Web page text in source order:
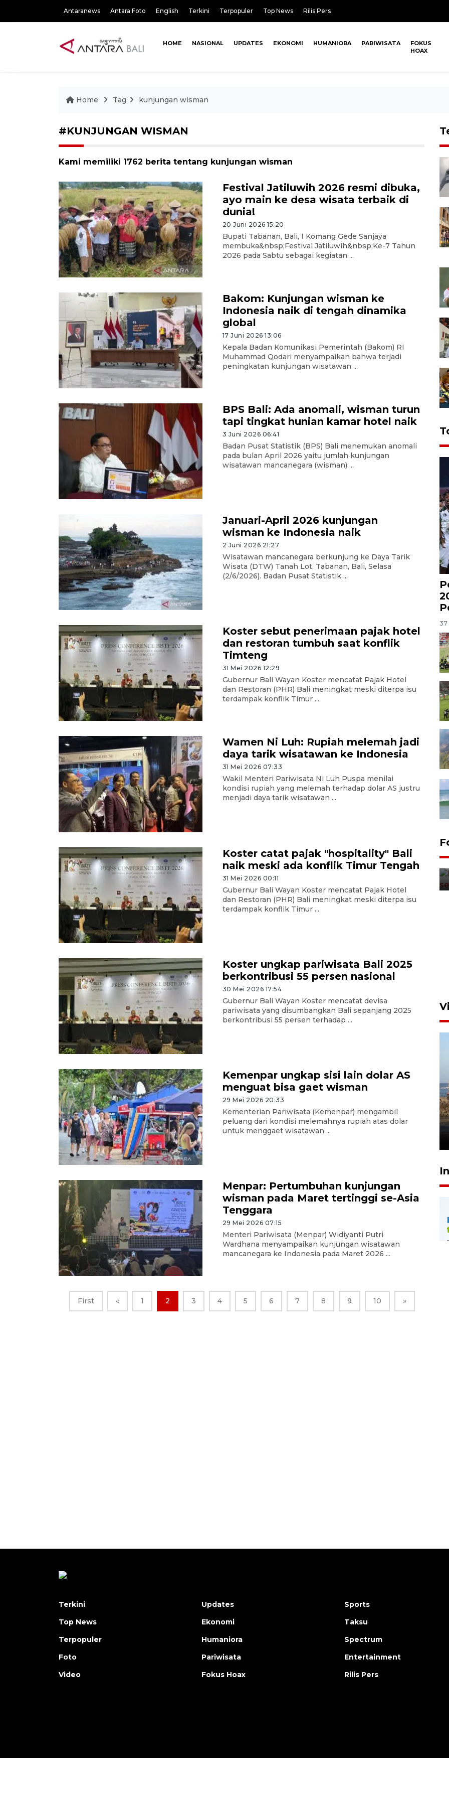
Antaranews Antara Foto English Terkini Terpopuler Top News Rilis Pers
HOME NASIONAL UPDATES EKONOMI HUMANIORA PARIWISATA
FOKUS
HOAX
Home Tag kunjungan wisman
#KUNJUNGAN WISMAN
Kami memiliki 1762 berita tentang kunjungan wisman
Festival Jatiluwih 2026 resmi dibuka,
ayo main ke desa wisata terbaik di
dunia!
20 Juni 2026 15:20
Bupati Tabanan, Bali, I Komang Gede Sanjaya
membuka&nbsp;Festival Jatiluwih&nbsp;Ke-7 Tahun
2026 pada Sabtu sebagai kegiatan ...
Bakom: Kunjungan wisman ke
Indonesia naik di tengah dinamika
global
17 Juni 2026 13:06
Kepala Badan Komunikasi Pemerintah (Bakom) RI
Muhammad Qodari menyampaikan bahwa terjadi
peningkatan kunjungan wisatawan ...
BPS Bali: Ada anomali, wisman turun
tapi tingkat hunian kamar hotel naik
3 Juni 2026 06:41
Badan Pusat Statistik (BPS) Bali menemukan anomali
pada bulan April 2026 yaitu jumlah kunjungan
wisatawan mancanegara (wisman) ...
Januari-April 2026 kunjungan
wisman ke Indonesia naik
2 Juni 2026 21:27
Wisatawan mancanegara berkunjung ke Daya Tarik
Wisata (DTW) Tanah Lot, Tabanan, Bali, Selasa
(2/6/2026). Badan Pusat Statistik ...
Koster sebut penerimaan pajak hotel
dan restoran tumbuh saat konflik
Timteng
31 Mei 2026 12:29
Gubernur Bali Wayan Koster mencatat Pajak Hotel
dan Restoran (PHR) Bali meningkat meski diterpa isu
terdampak konflik Timur ...
Wamen Ni Luh: Rupiah melemah jadi
daya tarik wisatawan ke Indonesia
31 Mei 2026 07:33
Wakil Menteri Pariwisata Ni Luh Puspa menilai
kondisi rupiah yang melemah terhadap dolar AS justru
menjadi daya tarik wisatawan ...
Koster catat pajak "hospitality" Bali
naik meski ada konflik Timur Tengah
31 Mei 2026 00:11
Gubernur Bali Wayan Koster mencatat Pajak Hotel
dan Restoran (PHR) Bali meningkat meski diterpa isu
terdampak konflik Timur ...
Koster ungkap pariwisata Bali 2025
berkontribusi 55 persen nasional
30 Mei 2026 17:54
Gubernur Bali Wayan Koster mencatat devisa
pariwisata yang disumbangkan Bali sepanjang 2025
berkontribusi 55 persen terhadap ...
Kemenpar ungkap sisi lain dolar AS
menguat bisa gaet wisman
29 Mei 2026 20:33
Kementerian Pariwisata (Kemenpar) mengambil
peluang dari kondisi melemahnya rupiah atas dolar
untuk menggaet wisatawan ...
Menpar: Pertumbuhan kunjungan
wisman pada Maret tertinggi se-Asia
Tenggara
29 Mei 2026 07:15
Menteri Pariwisata (Menpar) Widiyanti Putri
Wardhana menyampaikan kunjungan wisatawan
mancanegara ke Indonesia pada Maret 2026 ...
First « 1 2 3 4 5 6 7 8 9 10 »
37
Presiden 2026
5 Agustus 2026 07:33
Kemen LH, KKP, dan Gubernur
Bali tanam ribuan bibit
mangrove
Terkini
Top News
Terpopuler
Foto
Video
Updates
Ekonomi
Humaniora
Pariwisata
Fokus Hoax
Sports
Taksu
Spectrum
Entertainment
Rilis Pers